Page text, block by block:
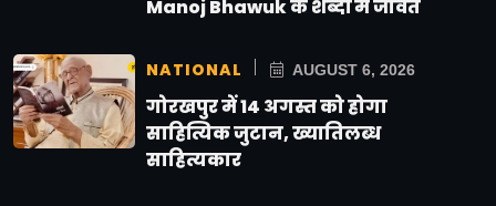
Manoj Bhawuk के शब्दों में जीवंत
NATIONAL AUGUST 6, 2026
गोरखपुर में 14 अगस्त को होगा
साहित्यिक जुटान, ख्यातिलब्ध
साहित्यकार